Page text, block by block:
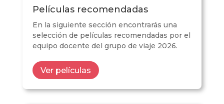
Películas recomendadas
En la siguiente sección encontrarás una
selección de películas recomendadas por el
equipo docente del grupo de viaje 2026.
Ver películas